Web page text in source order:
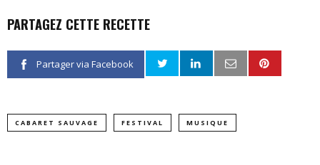
PARTAGEZ CETTE RECETTE
Partager via Facebook
CABARET SAUVAGE FESTIVAL MUSIQUE